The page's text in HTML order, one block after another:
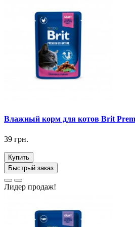
Влажный корм для котов Brit
39 грн.
Купить
Быстрый заказ
Лидер продаж!